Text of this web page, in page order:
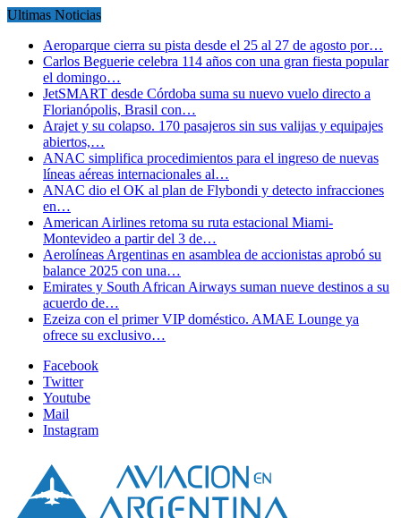
Ultimas Noticias
Aeroparque cierra su pista desde el 25 al 27 de agosto por…
Carlos Beguerie celebra 114 años con una gran fiesta popular
el domingo…
JetSMART desde Córdoba suma su nuevo vuelo directo a
Florianópolis, Brasil con…
Arajet y su colapso. 170 pasajeros sin sus valijas y equipajes
abiertos,…
ANAC simplifica procedimientos para el ingreso de nuevas
líneas aéreas internacionales al…
ANAC dio el OK al plan de Flybondi y detecto infracciones
en…
American Airlines retoma su ruta estacional Miami-
Montevideo a partir del 3 de…
Aerolíneas Argentinas en asamblea de accionistas aprobó su
balance 2025 con una…
Emirates y South African Airways suman nueve destinos a su
acuerdo de…
Ezeiza con el primer VIP doméstico. AMAE Lounge ya
ofrece su exclusivo…
Facebook
Twitter
Youtube
Mail
Instagram